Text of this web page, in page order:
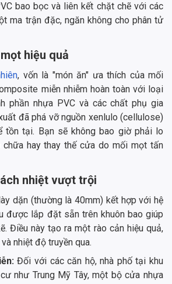
bao bọc và liên kết chặt chẽ với các
ma trận đặc, ngăn không cho phân tử
hiệu quả
, vốn là "món ăn" ưa thích của mối
miễn nhiễm hoàn toàn với loại
phần nhựa PVC và các chất phụ gia
đã phá vỡ nguồn xenlulo (cellulose)
tồn tại. Bạn sẽ không bao giờ phải lo
hay thay thế cửa do mối mọt tấn
nhiệt vượt trội
dặn (thường là 40mm) kết hợp với hệ
được lắp đặt sẵn trên khuôn bao giúp
Điều này tạo ra một rào cản hiệu quả,
nhiệt độ truyền qua.
Đối với các căn hộ, nhà phố tại khu
như Trung Mỹ Tây, một bộ cửa nhựa